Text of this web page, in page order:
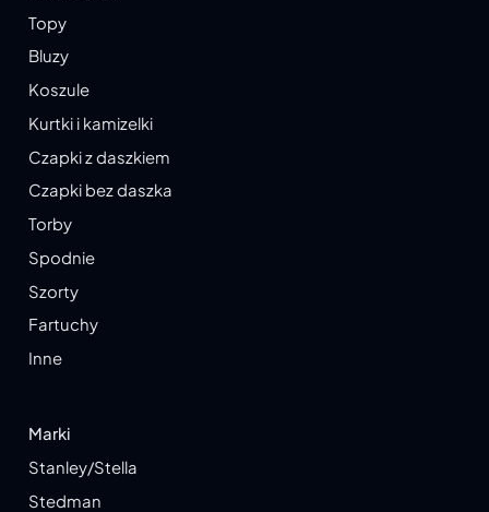
Topy
Bluzy
Koszule
Kurtki i kamizelki
Czapki z daszkiem
Czapki bez daszka
Torby
Spodnie
Szorty
Fartuchy
Inne
Marki
Stanley/Stella
Stedman